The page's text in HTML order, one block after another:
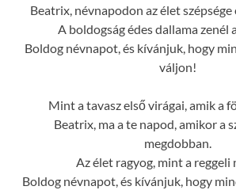
Beatrix, névnapodon az élet
A boldogság édes dallama zenél
Boldog névnapot, és kívánjuk, hogy
váljon!
Mint a tavasz első virágai, amik a
Beatrix, ma a te napod, amikor a
megdobban.
Az élet ragyog, mint a reggeli
Boldog névnapot, és kívánjuk, hogy